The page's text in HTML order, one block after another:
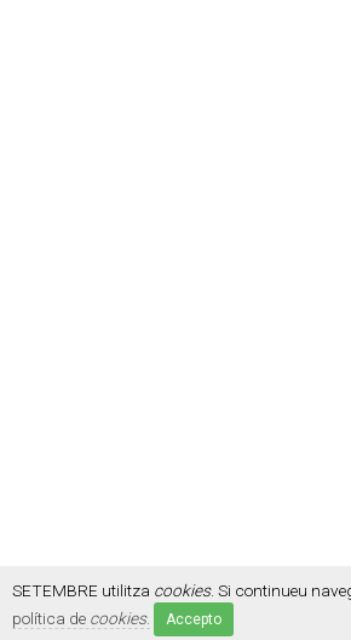
SETEMBRE utilitza cookies. Si continueu
política de cookies. Accepto